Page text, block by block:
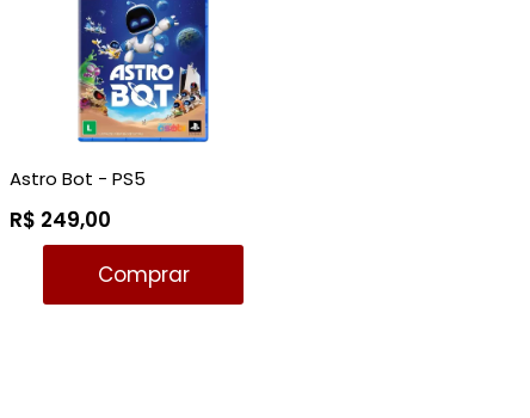
Astro Bot - PS5
R$ 249,00
Comprar